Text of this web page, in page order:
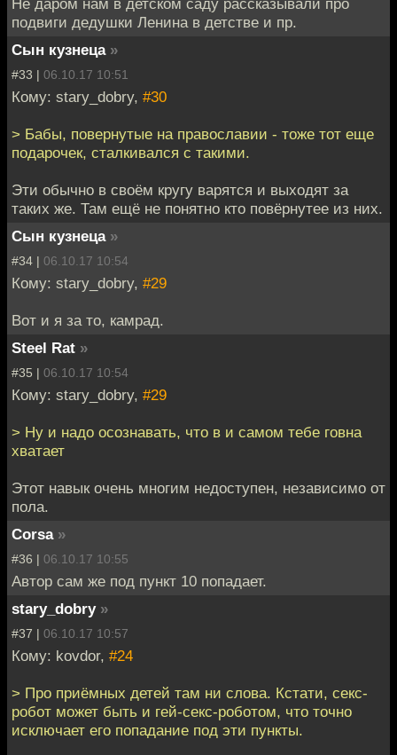
Не даром нам в детском саду рассказывали про
подвиги дедушки Ленина в детстве и пр.
Сын кузнеца »
#33 | 06.10.17 10:51
Кому: stary_dobry, #30
> Бабы, повернутые на православии - тоже тот еще
подарочек, сталкивался с такими.
Эти обычно в своём кругу варятся и выходят за
таких же. Там ещё не понятно кто повёрнутее из них.
Сын кузнеца »
#34 | 06.10.17 10:54
Кому: stary_dobry, #29
Вот и я за то, камрад.
Steel Rat »
#35 | 06.10.17 10:54
Кому: stary_dobry, #29
> Ну и надо осознавать, что в и самом тебе говна
хватает
Этот навык очень многим недоступен, независимо от
пола.
Corsa »
#36 | 06.10.17 10:55
Автор сам же под пункт 10 попадает.
stary_dobry »
#37 | 06.10.17 10:57
Кому: kovdor, #24
> Про приёмных детей там ни слова. Кстати, секс-
робот может быть и гей-секс-роботом, что точно
исключает его попадание под эти пункты.